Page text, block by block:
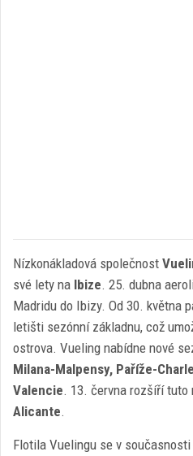
Nízkonákladová společnost
své lety na Ibize. 25. dubna
Madridu do Ibizy. Od 30. května
letišti sezónní základnu, což
ostrova. Vueling nabídne nové
Milana-Malpensy, Paříže-
Valencie. 13. června rozšíří tuto
Alicante.
Flotila Vuelingu se v